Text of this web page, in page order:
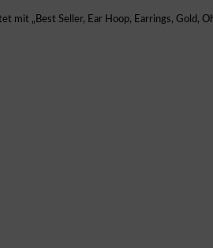
mit „Best Seller, Ear Hoop, Earrings, Gold,